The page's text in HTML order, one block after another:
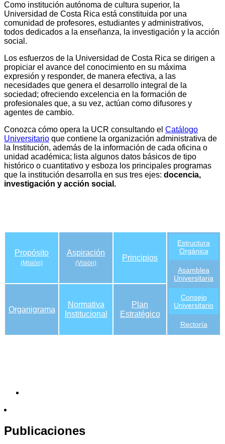
Como institución autónoma de cultura superior, la
Universidad de Costa Rica está constituida por una
comunidad de profesores, estudiantes y administrativos,
todos dedicados a la enseñanza, la investigación y la acción
social.
Los esfuerzos de la Universidad de Costa Rica se dirigen a
propiciar el avance del conocimiento en su máxima
expresión y responder, de manera efectiva, a las
necesidades que genera el desarrollo integral de la
sociedad; ofreciendo excelencia en la formación de
profesionales que, a su vez, actúan como difusores y
agentes de cambio.
Conozca cómo opera la UCR consultando el Catálogo
Universitario que contiene la organización administrativa de
la Institución, además de la información de cada oficina o
unidad académica; lista algunos datos básicos de tipo
histórico o cuantitativo y esboza los principales programas
que la institución desarrolla en sus tres ejes: docencia,
investigación y acción social.
Propósito
(Misión)
Aspiración
(Visión)
Principios
Estructura
Orgánica
Asamblea
Universitaria
Consejo
Universitario
Rectoría
Organigrama
Normativa
Institucional
Plan
Estratégico
Publicaciones